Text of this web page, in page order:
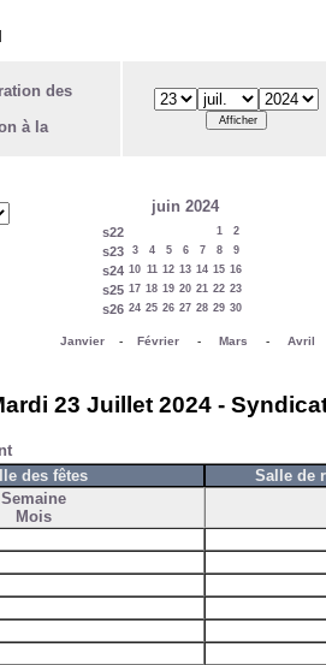
des
à la
juin 2024
s22 1 2
s23 3 4 5 6 7 8 9
s24 10 11 12 13 14 15 16
s25 17 18 19 20 21 22 23
s26 24 25 26 27 28 29 30
Janvier- Février- Mars - Avril
23 Juillet 2024 -
des fêtes
Salle de
Semaine
Mois